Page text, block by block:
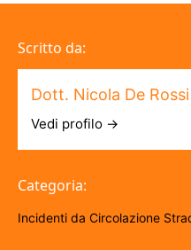
Scritto da:
Dott. Nicola De Rossi
Vedi profilo →
Categoria:
Incidenti da Circolazione